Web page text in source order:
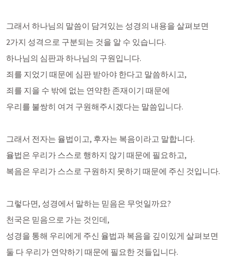
그래서 하나님의 말씀이 담겨있는 성경의 내용을 살펴보면
2가지 성격으로 구분되는 것을 알 수 있습니다.
하나님의 심판과 하나님의 구원입니다.
죄를 지었기 때문에 심판 받아야 한다고 말씀하시고,
죄를 지을 수 밖에 없는 연약한 존재이기 때문에
우리를 불쌍히 여겨 구원해주시겠다는 말씀입니다.
그래서 전자는 율법이고, 후자는 복음이라고 말합니다.
율법은 우리가 스스로 행하지 않기 때문에 필요하고,
그렇다면, 성경에서 말하는 믿음은 무엇일까요?
천국은 믿음으로 가는 것인데,
성경을 통해 우리에게 주신 율법과 복음을 깊이있게 살펴보면
둘 다 우리가 연약하기 때문에 필요한 것들입니다.